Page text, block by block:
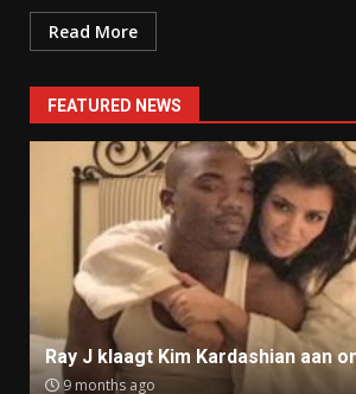
Read More
FEATURED NEWS
Ray J klaagt Kim Kardashian aan
9 months ago